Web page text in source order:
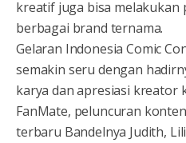
kreatif juga bisa melakukan
berbagai brand ternama.
Gelaran Indonesia Comic
semakin seru dengan
karya dan apresiasi kreator
FanMate, peluncuran
terbaru Bandelnya Judith,